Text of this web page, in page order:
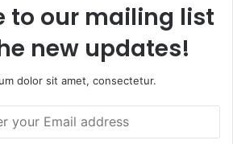
to our mailing list
new updates!
dolor sit amet, consectetur.